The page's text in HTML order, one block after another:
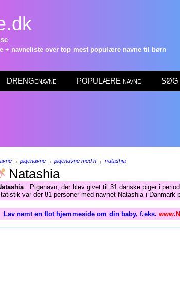
+ navneliste over top mest populære navne til børn
DRENGenavne POPULÆRE navne SØG
→ pigenavne→ pigenavne med n→ natashia
Natashia
: Pigenavn, der blev givet til 31 danske piger i
var der 81 personer med navnet Natashia i Danmark
Lav nemt en flot hjemmeside om din baby, f.eks.